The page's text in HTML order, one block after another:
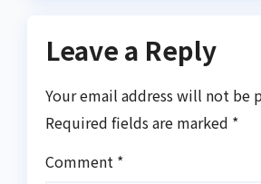
Leave a Reply
Your email address will not be
Required fields are marked *
Comment *